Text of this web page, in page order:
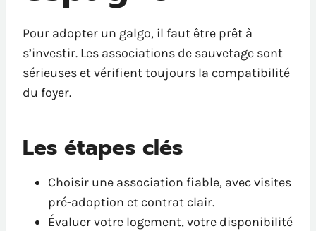
Pour adopter un galgo, il faut être prêt à
s’investir. Les associations de sauvetage sont
sérieuses et vérifient toujours la compatibilité
du foyer.
Les étapes clés
Choisir une association fiable, avec visites
pré-adoption et contrat clair.
Évaluer votre logement, votre disponibilité